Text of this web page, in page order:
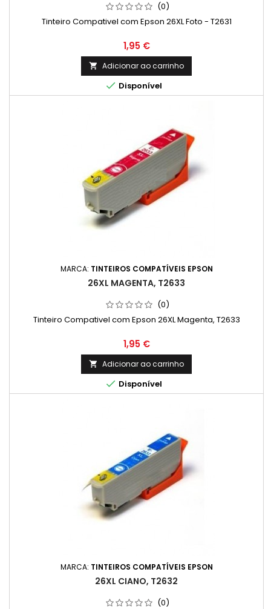
(0)
Tinteiro Compativel com Epson 26XL Foto - T2631
Preço
1,95 €
 Adicionar ao carrinho
 Disponível
MARCA: TINTEIROS COMPATÍVEIS EPSON
26XL MAGENTA, T2633
(0)
Tinteiro Compativel com Epson 26XL Magenta, T2633
Preço
1,95 €
 Adicionar ao carrinho
 Disponível
MARCA: TINTEIROS COMPATÍVEIS EPSON
26XL CIANO, T2632
(0)